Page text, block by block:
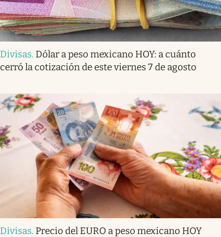
Divisas. Dólar a peso mexicano HOY: a cuánto
cerró la cotización de este viernes 7 de agosto
Divisas. Precio del EURO a peso mexicano HOY